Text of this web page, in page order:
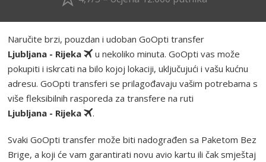
Naručite brzi, pouzdan i udoban GoOpti transfer
Ljubljana - Rijeka
u nekoliko minuta. GoOpti vas može
pokupiti i iskrcati na bilo kojoj lokaciji, uključujući i vašu kućnu
adresu. GoOpti transferi se prilagođavaju vašim potrebama s
više fleksibilnih rasporeda za transfere na ruti
Ljubljana - Rijeka
.
Svaki GoOpti transfer može biti nadograđen sa Paketom Bez
Brige, a koji će vam garantirati novu avio kartu ili čak smještaj